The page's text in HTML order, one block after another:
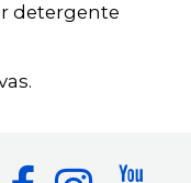
detergente